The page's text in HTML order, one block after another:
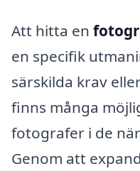
Att hitta en
en specifik
särskilda krav
finns många
fotografer i de
Genom att